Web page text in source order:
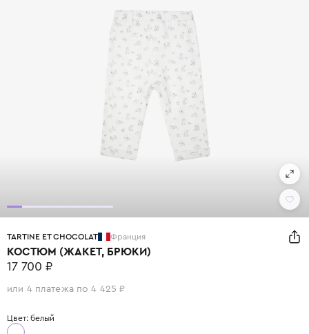
TARTINE ET CHOCOLAT Франция
КОСТЮМ (ЖАКЕТ, БРЮКИ)
17 700 ₽
или 4 платежа по 4 425 ₽
Цвет: белый